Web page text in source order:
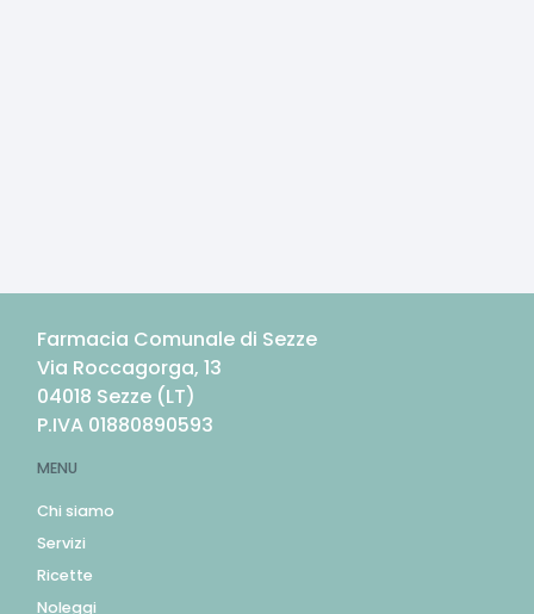
Farmacia Comunale di Sezze
Via Roccagorga, 13
04018 Sezze (LT)
P.IVA 01880890593
MENU
Chi siamo
Servizi
Ricette
Noleggi